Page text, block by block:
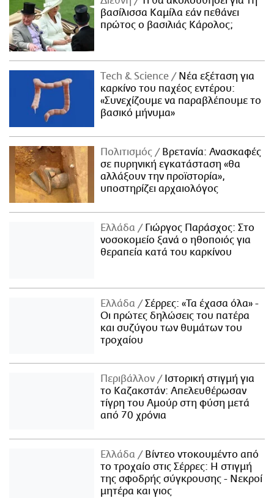
βασίλισσα Καμίλα εάν πεθάνει
πρώτος ο βασιλιάς Κάρολος;
Τech & Science
Νέα εξέταση για
καρκίνο του παχέος εντέρου:
«Συνεχίζουμε να παραβλέπουμε το
βασικό μήνυμα»
Πολιτισμός
Βρετανία: Ανασκαφές
σε πυρηνική εγκατάσταση «θα
αλλάξουν την προϊστορία»,
υποστηρίζει αρχαιολόγος
Ελλάδα
Γιώργος Παράσχος: Στο
νοσοκομείο ξανά ο ηθοποιός για
θεραπεία κατά του καρκίνου
Ελλάδα
Σέρρες: «Τα έχασα όλα» -
Οι πρώτες δηλώσεις του πατέρα
και συζύγου των θυμάτων του
τροχαίου
Περιβάλλον
Ιστορική στιγμή για
το Καζακστάν: Απελευθέρωσαν
τίγρη του Αμούρ στη φύση μετά
από 70 χρόνια
Ελλάδα
Βίντεο ντοκουμέντο από
το τροχαίο στις Σέρρες: Η στιγμή
της σφοδρής σύγκρουσης - Νεκροί
μητέρα και γιος